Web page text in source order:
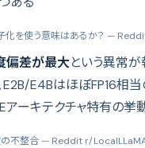
化を使う意味はあるか？ —
偏差が最大という異常
E2B/E4BはほぼFP16相
アーキテクチャ特有の挙
不整合 — Reddit r/